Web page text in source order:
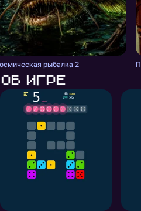
рыбалка 2
Об игре